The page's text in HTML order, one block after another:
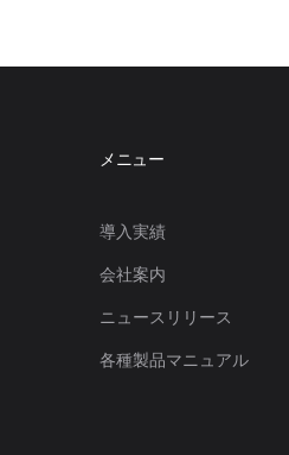
メニュー
導入実績
会社案内
ニュースリリース
各種製品マニュアル